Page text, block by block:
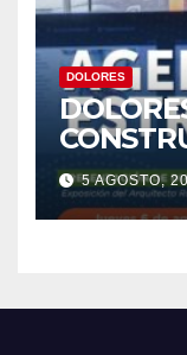
DOLORES
AGENDA
NUEVAS
5 AGOSTO,